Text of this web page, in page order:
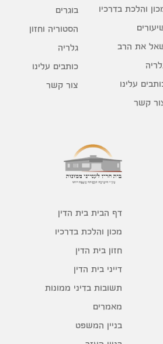
והלכת בדרכיו
את הרב
עלינו
קשר
בוגרים
הסטוריה וחזון
גלריה
כותבים עלינו
צור קשר
דף הבית בית הדין
מכון והלכת בדרכיו
חזון בית הדין
דייני בית הדין
תשובות בדיני ממונות
מאמרים
בניין המשפט